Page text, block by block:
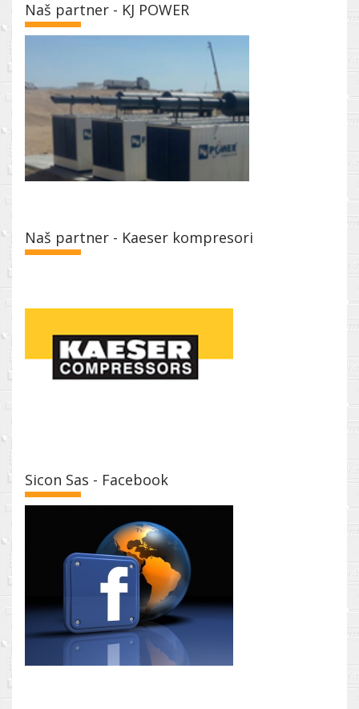
Naš partner - KJ POWER
Naš partner - Kaeser kompresori
Sicon Sas - Facebook